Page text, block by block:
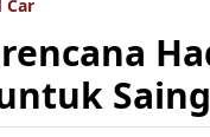
Car